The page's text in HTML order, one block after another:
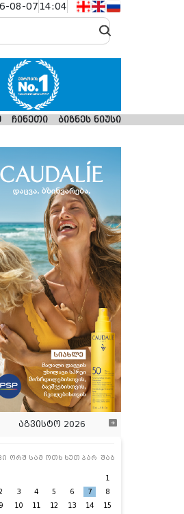
08-07 14:04
ჩინეთი ბიზნეს ნიუსი
აგვისტო 2026
ორშ სამ ოთხ ხუთ პარ შაბ
1
3 4 5 6 7
8
9
10 11 12 13 14
15